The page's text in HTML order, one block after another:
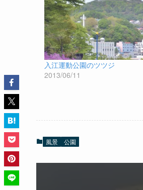
入江運動公園のツツジ
2013/06/11
風景 公園